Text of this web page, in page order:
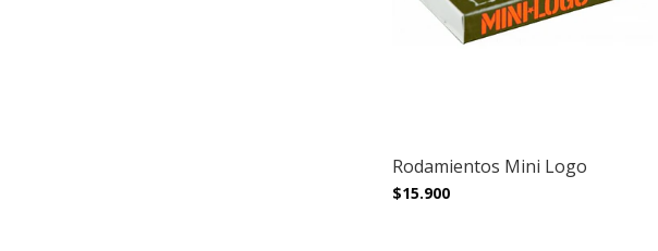
Rodamientos Mini Logo
$15.900